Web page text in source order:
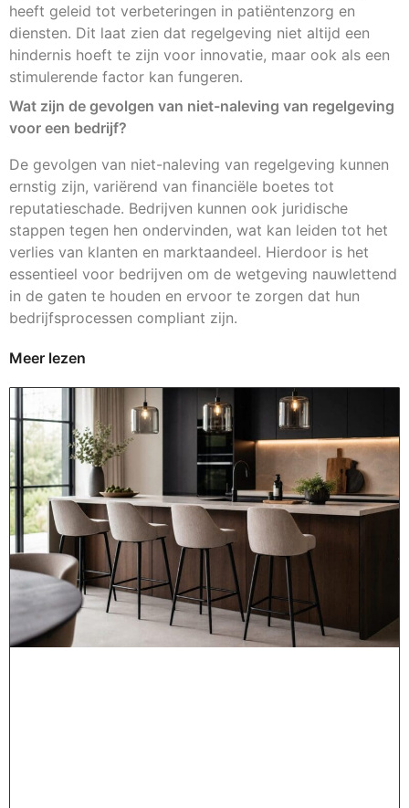
heeft geleid tot verbeteringen in patiëntenzorg en
diensten. Dit laat zien dat regelgeving niet altijd een
hindernis hoeft te zijn voor innovatie, maar ook als een
stimulerende factor kan fungeren.
Wat zijn de gevolgen van niet-naleving van regelgeving
voor een bedrijf?
De gevolgen van niet-naleving van regelgeving kunnen
ernstig zijn, variërend van financiële boetes tot
reputatieschade. Bedrijven kunnen ook juridische
stappen tegen hen ondervinden, wat kan leiden tot het
verlies van klanten en marktaandeel. Hierdoor is het
essentieel voor bedrijven om de wetgeving nauwlettend
in de gaten te houden en ervoor te zorgen dat hun
bedrijfsprocessen compliant zijn.
Meer lezen